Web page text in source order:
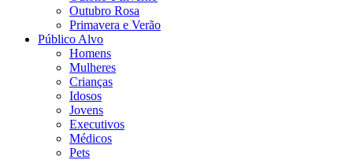
Outubro Rosa
Primavera e Verão
Público Alvo
Homens
Mulheres
Crianças
Idosos
Jovens
Executivos
Médicos
Pets